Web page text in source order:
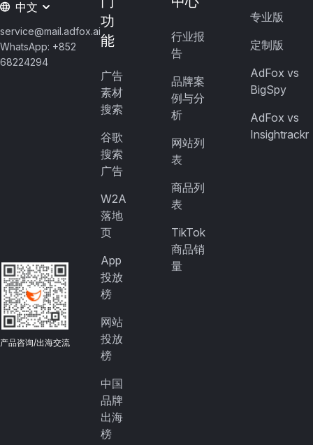
中文
service@mail.adfox.ai
WhatsApp: +852
68224294
产品咨询/出海交流
功
能
广告
素材
搜索
谷歌
搜索
广告
W2A
落地
页
App
投放
榜
网站
投放
榜
中国
品牌
出海
榜
行业报
告
品牌案
例与分
析
网站列
表
商品列
表
TikTok
商品销
量
专业版
定制版
AdFox vs
BigSpy
AdFox vs
Insightrackr